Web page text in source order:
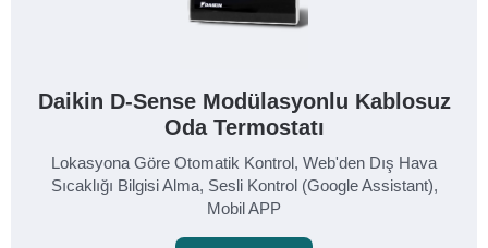
Daikin D-Sense Modülasyonlu Kablosuz
Oda Termostatı
Lokasyona Göre Otomatik Kontrol, Web'den Dış Hava
Sıcaklığı Bilgisi Alma, Sesli Kontrol (Google Assistant),
Mobil APP